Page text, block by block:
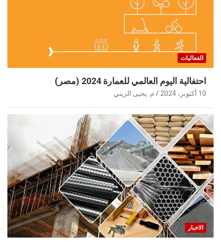
الفعاليات
احتفالية اليوم العالمي للعمارة 2024 (مصر)
10 أكتوبر، 2024 م. يحيى الزيني
الاخبار